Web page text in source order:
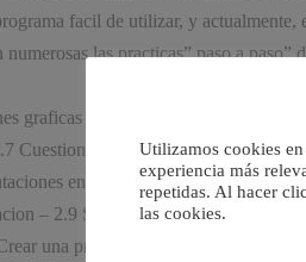
facil de utilizar, y
las practicas” paso a
graficas – 1.2 Entrar en la
Cuestionario: Introduccion a
en blanco – 2.4 Vistas de
– 2.9 Sistema de proteccion –
una presentacion – 3 Trabajar
Utilizamos cookies
experiencia más
repetidas. Al hacer
las cookies.